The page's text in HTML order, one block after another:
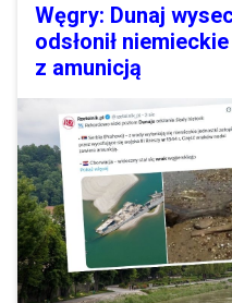
Węgry: Dunaj
odsłonił
z amunicją